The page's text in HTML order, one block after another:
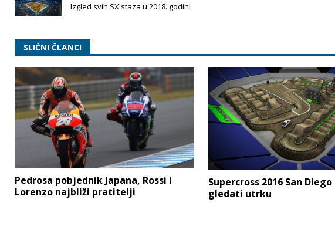
Izgled svih SX staza u 2018. godini
SLIČNI ČLANCI
Pedrosa pobjednik Japana, Rossi i
Lorenzo najbliži pratitelji
Supercross 2016 San
gledati utrku